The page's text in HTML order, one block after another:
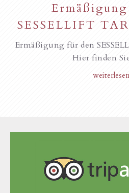
SESSELLIFT
Ermäßigung für den
Hier finden